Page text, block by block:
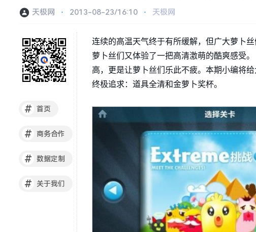
天极网 ⋅ 2013-08-23/16:10 ⋅ 天极网
# 首页
# 商务合作
# 数据定制
# 关于我们
连续的高温天气终于有所缓解，但广大萝卜
萝卜丝们又体验了一把高清激萌的酷爽感受
高，更是让萝卜丝们乐此不疲。本期小编将
终极追求：道具全清和金萝卜奖杯。